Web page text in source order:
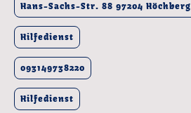
Hans-Sachs-Str. 88 97204 Höchberg
Hilfedienst
093149738220
Hilfedienst